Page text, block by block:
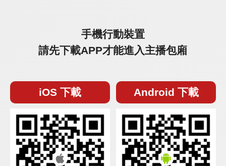
手機行動裝置
請先下載APP才能進入主播包廂
iOS 下載 Android 下載